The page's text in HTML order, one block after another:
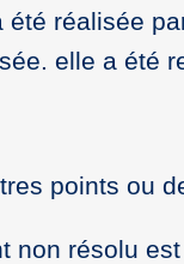
réalisée
elle a été
points ou
non résolu